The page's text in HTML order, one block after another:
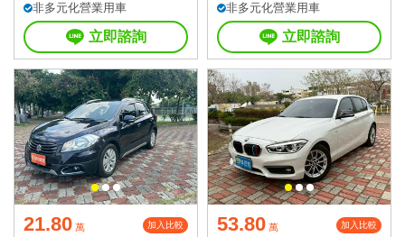
非多元化營業用車
立即諮詢
非多元化營業用車
立即諮詢
21.80 萬 加入比較 53.80 萬 加入比較